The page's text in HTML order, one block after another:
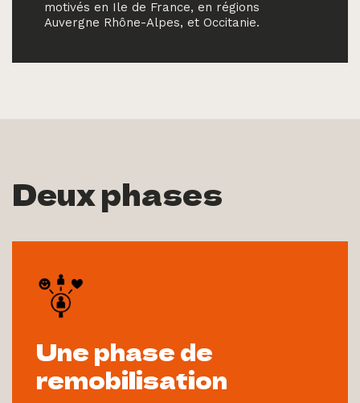
motivés en Ile de France, en régions
Auvergne Rhône-Alpes, et Occitanie.
Deux phases
Une phase de
remobilisation